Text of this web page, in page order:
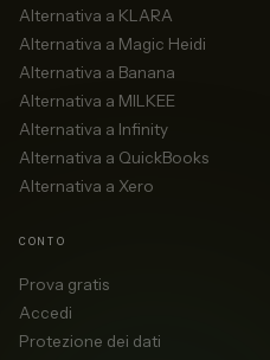
Alternativa a KLARA
Alternativa a Magic Heidi
Alternativa a Banana
Alternativa a MILKEE
Alternativa a Infinity
Alternativa a QuickBooks
Alternativa a Xero
CONTO
Prova gratis
Accedi
Protezione dei dati